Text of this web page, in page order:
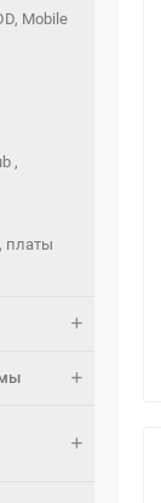
Mobile
,
платы